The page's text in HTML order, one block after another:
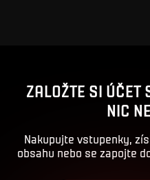
ZALOŽTE SI ÚČET
NIC
Nakupujte vstupenky,
obsahu nebo se zapojte